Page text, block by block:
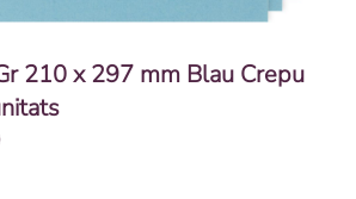
210 x 297 mm Blau Crepu